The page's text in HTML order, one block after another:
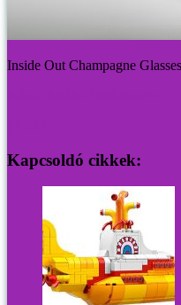
Inside Out Champagne
Kapcsoldó cikkek: